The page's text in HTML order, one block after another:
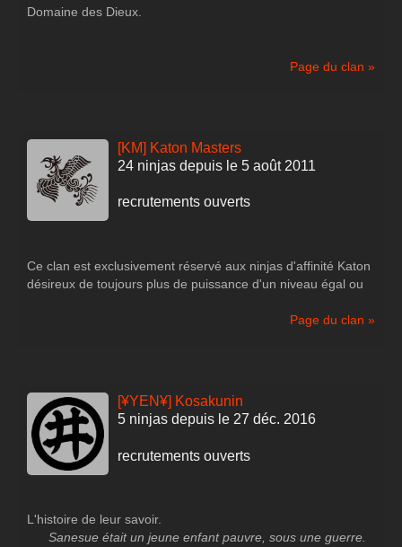
Domaine des Dieux.
Page du clan »
[KM] Katon Masters
24 ninjas depuis le 5 août 2011
recrutements ouverts
Ce clan est exclusivement réservé aux ninjas d'affinité Katon
désireux de toujours plus de puissance d'un niveau égal ou
Doton Masterset
l'Alliance Masters. Le gagnant est sacré "Master des
Masters". Tenez-vous au courant !
On est Katon, on est des maîtres, on est les Katon Masters !
Les membres du clan devront rajouter un petitK.M. sur leur
Page du clan »
[¥YEN¥] Kosakunin
5 ninjas depuis le 27 déc. 2016
recrutements ouverts
L'histoire de leur savoir.
Sanesue était un jeune enfant pauvre, sous une guerre.